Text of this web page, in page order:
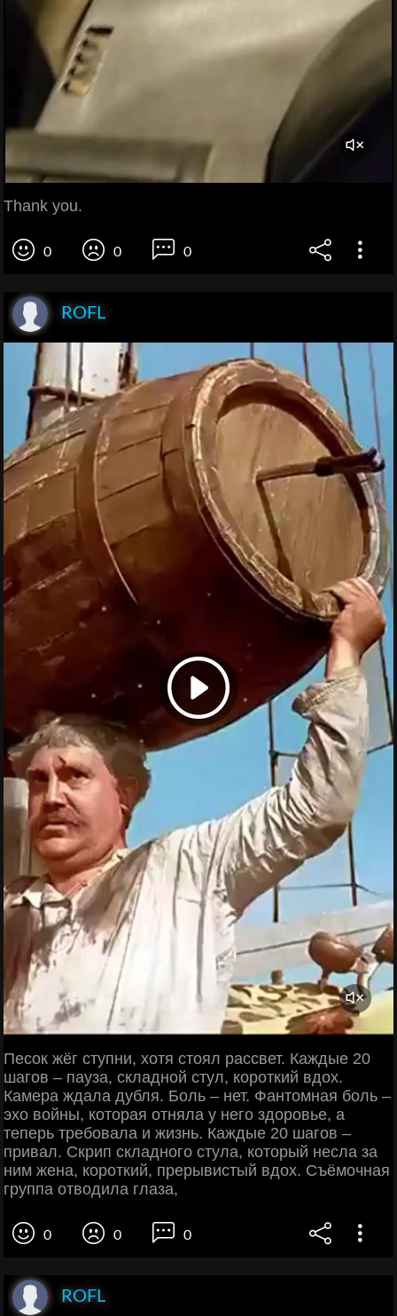
Thank you.
0 0 0
ROFL
Песок жёг ступни, хотя стоял рассвет. Каждые 20
шагов – пауза, складной стул, короткий вдох.
Камера ждала дубля. Боль – нет. Фантомная боль –
эхо войны, которая отняла у него здоровье, а
теперь требовала и жизнь. Каждые 20 шагов –
привал. Скрип складного стула, который несла за
ним жена, короткий, прерывистый вдох. Съёмочная
группа отводила глаза,
0 0 0
ROFL